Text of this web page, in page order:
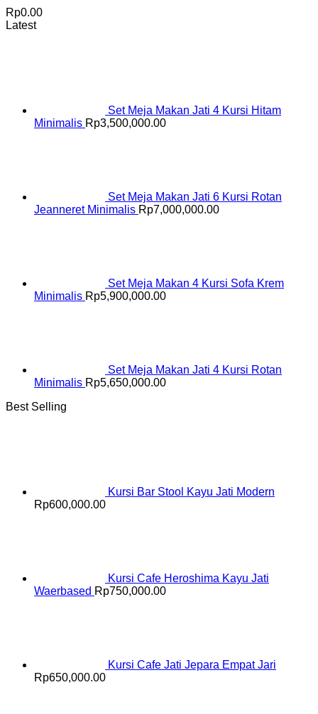
Rp0.00
Latest
Set Meja Makan Jati 4 Kursi Hitam
Minimalis Rp3,500,000.00
Set Meja Makan Jati 6 Kursi Rotan
Jeanneret Minimalis Rp7,000,000.00
Set Meja Makan 4 Kursi Sofa Krem
Minimalis Rp5,900,000.00
Set Meja Makan Jati 4 Kursi Rotan
Minimalis Rp5,650,000.00
Best Selling
Kursi Bar Stool Kayu Jati Modern
Rp600,000.00
Kursi Cafe Heroshima Kayu Jati
Waerbased Rp750,000.00
Kursi Cafe Jati Jepara Empat Jari
Rp650,000.00